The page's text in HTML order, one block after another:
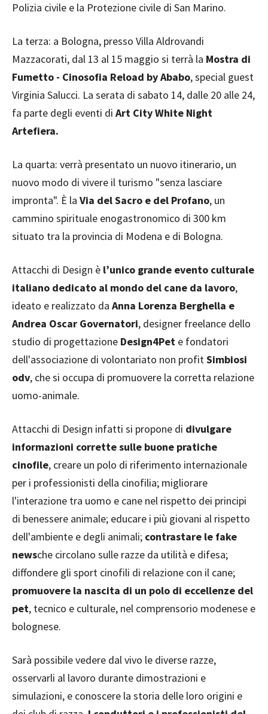
Polizia civile e la Protezione civile di San Marino.
La terza: a Bologna, presso Villa Aldrovandi
Mazzacorati, dal 13 al 15 maggio si terrà la Mostra di
Fumetto - Cinosofia Reload by Ababo, special guest
Virginia Salucci. La serata di sabato 14, dalle 20 alle 24,
fa parte degli eventi di Art City White Night
Artefiera.
La quarta: verrà presentato un nuovo itinerario, un
nuovo modo di vivere il turismo "senza lasciare
impronta". È la Via del Sacro e del Profano, un
cammino spirituale enogastronomico di 300 km
situato tra la provincia di Modena e di Bologna.
Attacchi di Design è l’unico grande evento culturale
italiano dedicato al mondo del cane da lavoro,
ideato e realizzato da Anna Lorenza Berghella e
Andrea Oscar Governatori, designer freelance dello
studio di progettazione Design4Pet e fondatori
dell'associazione di volontariato non profitSimbiosi
odv, che si occupa di promuovere la corretta relazione
uomo-animale.
Attacchi di Design infatti si propone di divulgare
informazioni corrette sulle buone pratiche
cinofile, creare un polo di riferimento internazionale
per i professionisti della cinofilia; migliorare
l'interazione tra uomo e cane nel rispetto dei principi
di benessere animale; educare i più giovani al rispetto
dell'ambiente e degli animali; contrastare le fake
newsche circolano sulle razze da utilità e difesa;
diffondere gli sport cinofili di relazione con il cane;
promuovere la nascita di un polo di eccellenze del
pet, tecnico e culturale, nel comprensorio modenese e
bolognese.
Sarà possibile vedere dal vivo le diverse razze,
osservarli al lavoro durante dimostrazioni e
simulazioni, e conoscere la storia delle loro origini e